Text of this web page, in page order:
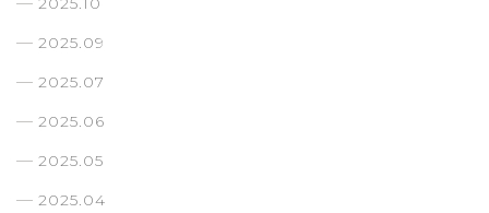
2025.09
2025.07
2025.06
2025.05
2025.04